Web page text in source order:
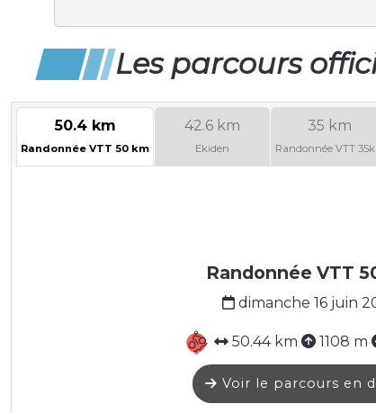
Les parcours
50.4 km
Randonnée VTT 50 km
42.6 km
Ekiden
35 km
Randonnée VTT
Randonnée VTT
dimanche 16 juin
50.44 km 1108 m
Voir le parcours en